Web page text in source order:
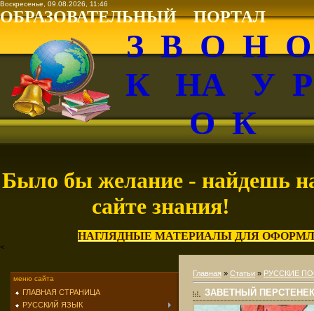
Воскресенье, 09.08.2026, 11:46
ОБРАЗОВАТЕЛЬНЫЙ ПОРТАЛ
З В О Н
К НА У
О К
Было бы желание - найдешь
сайте знания!
НАГЛЯДНЫЕ МАТЕРИАЛЫ ДЛЯ
<
меню сайта
ГЛАВНАЯ СТРАНИЦА
РУССКИЙ ЯЗЫК
Главная » Статьи » РУССКИЕ
ЗАВЕТНЫЙ